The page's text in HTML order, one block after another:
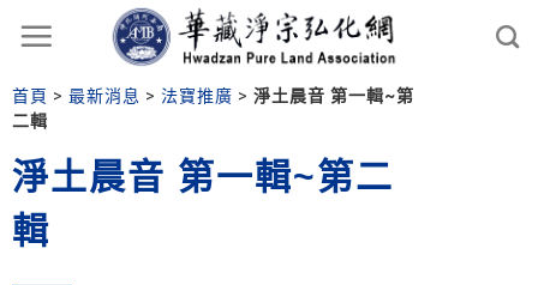
首頁 > 最新消息 > 法寶推廣 > 淨土晨音 第一輯~第
二輯
淨土晨音 第一輯~第二
輯